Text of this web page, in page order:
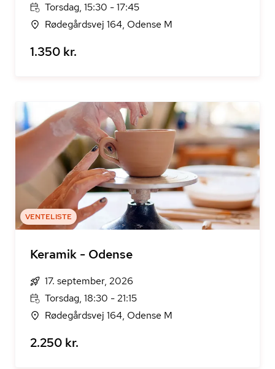
Torsdag, 15:30 - 17:45
Rødegårdsvej 164, Odense M
1.350 kr.
VENTELISTE
Keramik - Odense
17. september, 2026
Torsdag, 18:30 - 21:15
Rødegårdsvej 164, Odense M
2.250 kr.